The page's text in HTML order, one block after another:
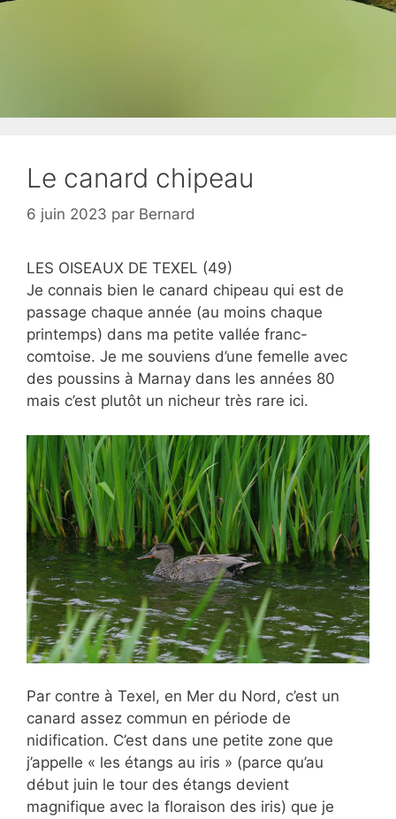
Le canard chipeau
6 juin 2023 par Bernard
LES OISEAUX DE TEXEL (49)
Je connais bien le canard chipeau qui est de
passage chaque année (au moins chaque
printemps) dans ma petite vallée franc-
comtoise. Je me souviens d’une femelle avec
des poussins à Marnay dans les années 80
mais c’est plutôt un nicheur très rare ici.
Par contre à Texel, en Mer du Nord, c’est un
canard assez commun en période de
nidification. C’est dans une petite zone que
j’appelle « les étangs au iris » (parce qu’au
début juin le tour des étangs devient
magnifique avec la floraison des iris) que je